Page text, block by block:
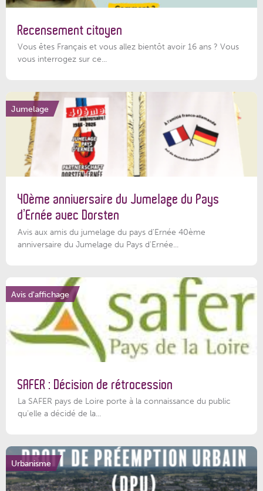
Recensement citoyen
Vous êtes Français et vous allez bientôt avoir 16 ans ? Vous
vous interrogez sur ce...
Jumelage
40ème anniversaire du Jumelage du Pays
d’Ernée avec Dorsten
Avis aux amis du jumelage du pays d'Ernée 40ème
anniversaire du Jumelage du Pays d'Ernée...
Avis d'affichage
SAFER : Décision de rétrocession
La SAFER pays de Loire porte à la connaissance du public
qu’elle a décidé de la...
Urbanisme